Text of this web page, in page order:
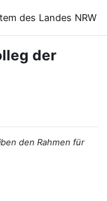
des Landes NRW
der
den Rahmen für